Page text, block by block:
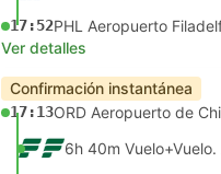
17:52PHL Aeropuerto
Ver detalles
Confirmación instantánea
17:13ORD Aeropuerto de
6h 40m Vuelo+Vuelo.